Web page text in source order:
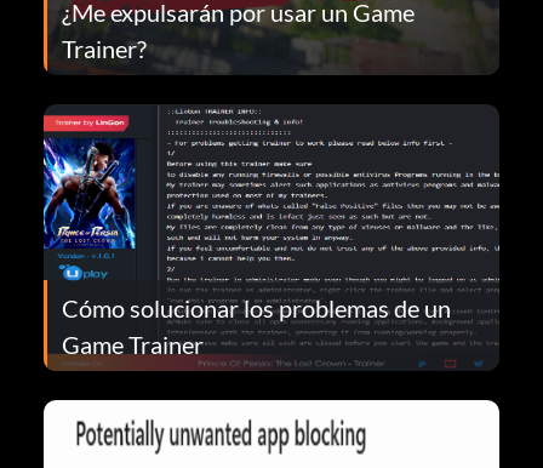
¿Me expulsarán por usar un Game
Trainer?
Cómo solucionar los problemas de un
Game Trainer